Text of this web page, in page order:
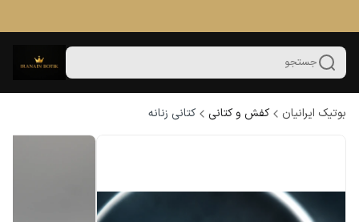
جستجو
بوتیک ایرانیان کفش و کتانی کتانی زنانه